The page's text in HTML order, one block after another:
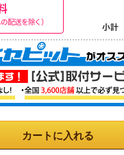
配送を除く） 小計
カートに入れる